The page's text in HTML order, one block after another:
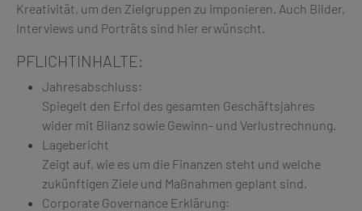
Kreativität, um den Zielgruppen zu imponieren. Auch Bilder,
Interviews und Porträts sind hier erwünscht.
PFLICHTINHALTE:
Jahresabschluss:
Spiegelt den Erfol des gesamten Geschäftsjahres
wider mit Bilanz sowie Gewinn- und Verlustrechnung.
Lagebericht
Zeigt auf, wie es um die Finanzen steht und welche
zukünftigen Ziele und Maßnahmen geplant sind.
Corporate Governance Erklärung: